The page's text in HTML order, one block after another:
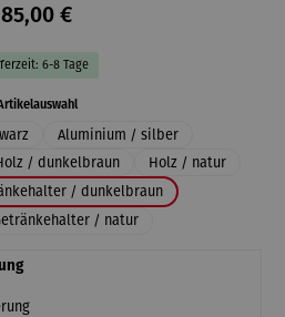
85,00 €
6-8 Tage
auswählen
Aluminium / silber
/ dunkelbraun
Holz / natur
/ dunkelbraun
/ natur